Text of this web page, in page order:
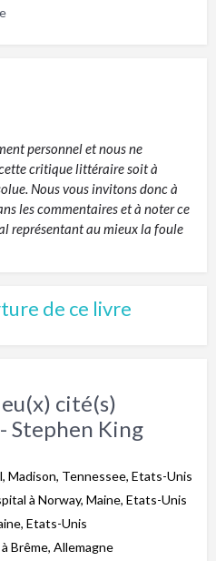
personnel et nous ne
critique littéraire soit à
Nous vous invitons donc à
les commentaires et à noter ce
représentant au mieux la foule
de ce livre
cité(s)
Stephen King
Madison, Tennessee, Etats-Unis
à Norway, Maine, Etats-Unis
Etats-Unis
Brême, Allemagne